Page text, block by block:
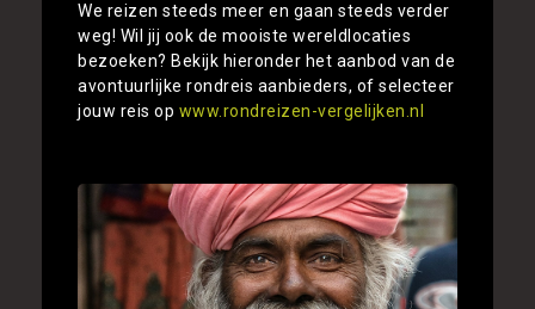
We reizen steeds meer en gaan steeds verder
weg! Wil jij ook de mooiste wereldlocaties
bezoeken? Bekijk hieronder het aanbod van de
avontuurlijke rondreis aanbieders, of selecteer
jouw reis op www.rondreizen-vergelijken.nl